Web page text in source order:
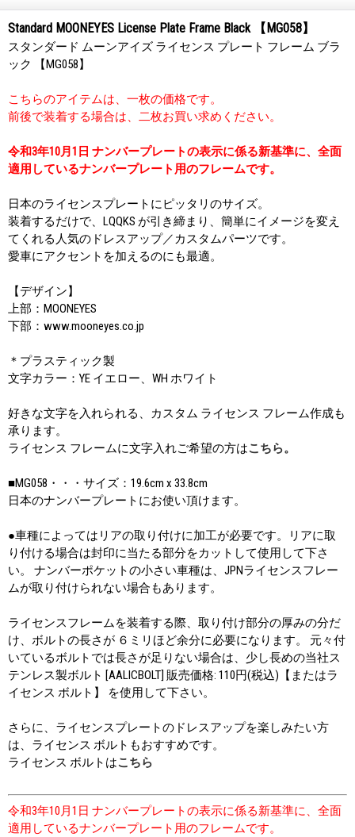
Standard MOONEYES License Plate Frame Black 【MG058】
スタンダード ムーンアイズ ライセンス プレート フレーム ブラ
ック 【MG058】
こちらのアイテムは、一枚の価格です。
前後で装着する場合は、二枚お買い求めください。
令和3年10月1日 ナンバープレートの表示に係る新基準に、全面
適用しているナンバープレート用のフレームです。
日本のライセンスプレートにピッタリのサイズ。
装着するだけで、LQQKS が引き締まり、簡単にイメージを変え
てくれる人気のドレスアップ／カスタムパーツです。
愛車にアクセントを加えるのにも最適。
【デザイン】
上部：MOONEYES
下部：www.mooneyes.co.jp
＊プラスティック製
文字カラー：YE イエロー、WH ホワイト
好きな文字を入れられる、カスタム ライセンス フレーム作成も
承ります。
ライセンス フレームに文字入れご希望の方はこちら。
■MG058・・・サイズ：19.6cm x 33.8cm
日本のナンバープレートにお使い頂けます。
●車種によってはリアの取り付けに加工が必要です。リアに取
り付ける場合は封印に当たる部分をカットして使用して下さ
い。 ナンバーポケットの小さい車種は、JPNライセンスフレー
ムが取り付けられない場合もあります。
ライセンスフレームを装着する際、取り付け部分の厚みの分だ
け、ボルトの長さが ６ミリほど余分に必要になります。 元々付
いているボルトでは長さが足りない場合は、少し長めの当社ス
テンレス製ボルト [AALICBOLT] 販売価格: 110円(税込)【またはラ
イセンス ボルト】 を使用して下さい。
さらに、ライセンスプレートのドレスアップを楽しみたい方
は、ライセンス ボルトもおすすめです。
ライセンス ボルトはこちら
令和3年10月1日 ナンバープレートの表示に係る新基準に、全面
適用しているナンバープレート用のフレームです。